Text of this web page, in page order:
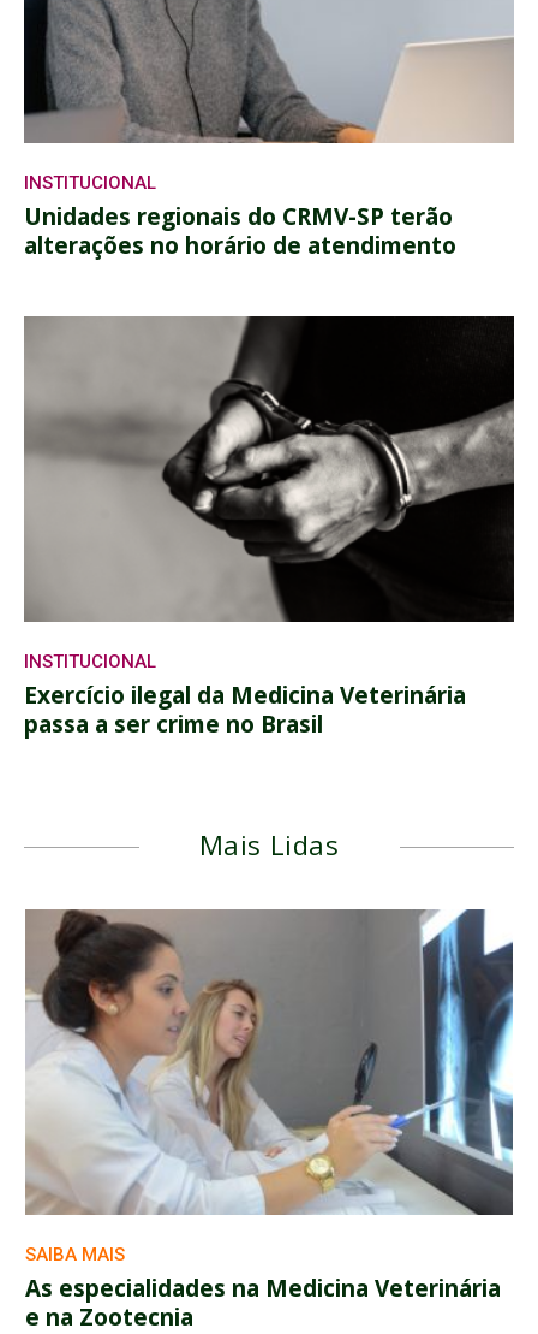
INSTITUCIONAL
Unidades regionais do CRMV-SP terão
alterações no horário de atendimento
INSTITUCIONAL
Exercício ilegal da Medicina Veterinária
passa a ser crime no Brasil
Mais Lidas
SAIBA MAIS
As especialidades na Medicina Veterinária
e na Zootecnia